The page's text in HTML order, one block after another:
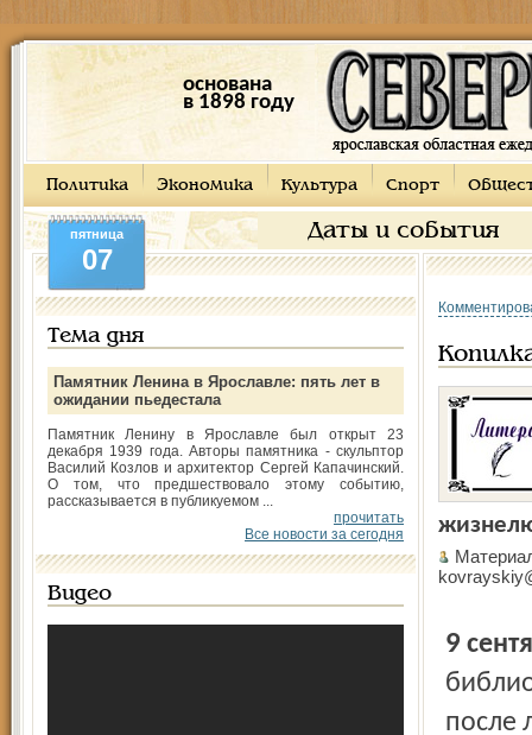
основана
в 1898 году
Политика Экономика Культура Спорт
Даты и события
пятница
07
Тема дня
Памятник Ленина в Ярославле: пять лет в
ожидании пьедестала
Памятник Ленину в Ярославле был открыт 23
декабря 1939 года. Авторы памятника - скульптор
Василий Козлов и архитектор Сергей Капачинский.
О том, что предшествовало этому событию,
рассказывается в публикуемом ...
прочитать
Все новости за сегодня
Видео
9
после